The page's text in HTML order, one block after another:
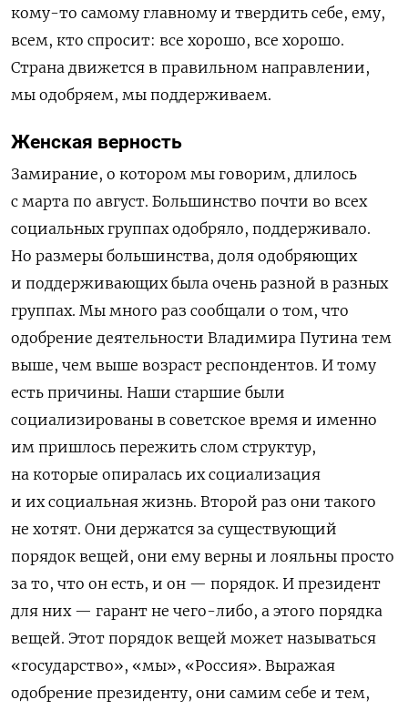
кому-то самому главному и твердить себе, ему,
всем, кто спросит: все хорошо, все хорошо.
Страна движется в правильном направлении,
мы одобряем, мы поддерживаем.
Женская верность
Замирание, о котором мы говорим, длилось
с марта по август. Большинство почти во всех
социальных группах одобряло, поддерживало.
Но размеры большинства, доля одобряющих
и поддерживающих была очень разной в разных
группах. Мы много раз сообщали о том, что
одобрение деятельности Владимира Путина тем
выше, чем выше возраст респондентов. И тому
есть причины. Наши старшие были
социализированы в советское время и именно
им пришлось пережить слом структур,
на которые опиралась их социализация
и их социальная жизнь. Второй раз они такого
не хотят. Они держатся за существующий
порядок вещей, они ему верны и лояльны просто
за то, что он есть, и он — порядок. И президент
для них — гарант не чего-либо, а этого порядка
вещей. Этот порядок вещей может называться
«государство», «мы», «Россия». Выражая
одобрение президенту, они самим себе и тем,